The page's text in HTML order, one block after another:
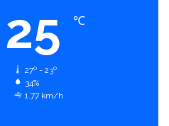
25 ℃
27º - 23º
34%
1.77 km/h